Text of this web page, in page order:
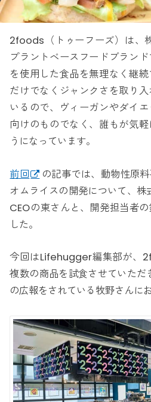
2foods（トゥーフーズ）は、
プラントベースフードブラン
を使用した食品を無理なく継
だけでなくジャンクさを取り
いるので、ヴィーガンやダイ
向けのものでなく、誰もが気
うになっています。
前回
の記事では、動物性原
オムライスの開発について、
CEOの東さんと、開発担当者
した。
今回はLifehugger編集部が、
複数の商品を試食させていた
の広報をされている牧野さんに